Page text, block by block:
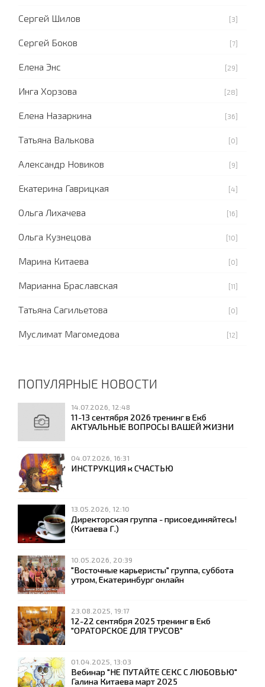
Сергей Шилов [3]
Сергей Боков [7]
Елена Энс [29]
Инга Хорзова [28]
Елена Назаркина [36]
Татьяна Валькова [0]
Александр Новиков [9]
Екатерина Гаврицкая [4]
Ольга Лихачева [16]
Ольга Кузнецова [10]
Марина Китаева [0]
Марианна Браславская [11]
Татьяна Сагильетова [0]
Муслимат Магомедова [12]
ПОПУЛЯРНЫЕ НОВОСТИ
14.07.2026, 12:48
11-13 сентября 2026 тренинг в Екб
АКТУАЛЬНЫЕ ВОПРОСЫ ВАШЕЙ ЖИЗНИ
04.07.2026, 16:31
ИНСТРУКЦИЯ к СЧАСТЬЮ
13.05.2026, 12:10
Директорская группа - присоединяйтесь!
(Китаева Г.)
10.05.2026, 20:39
"Восточные карьеристы" группа, суббота
утром, Екатеринбург онлайн
23.08.2025, 19:17
12-22 сентября 2025 тренинг в Екб
"ОРАТОРСКОЕ ДЛЯ ТРУСОВ"
01.04.2025, 13:03
Вебинар "НЕ ПУТАЙТЕ СЕКС С ЛЮБОВЬЮ"
Галина Китаева март 2025